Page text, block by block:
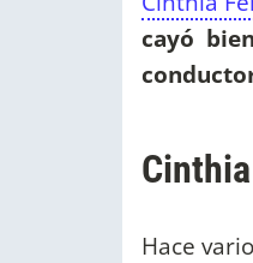
cayó
Hace